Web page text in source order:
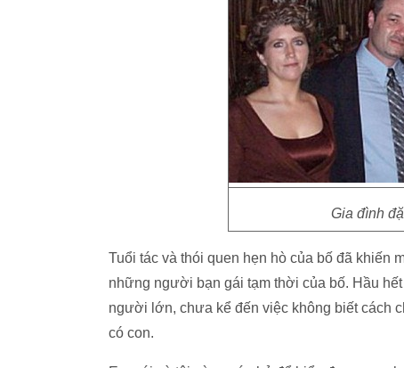
Gia đình
Tuổi tác và thói quen hẹn hò của bố đã khiến
những người bạn gái tạm thời của bố. Hầu
người lớn, chưa kể đến việc không biết cách
có con.